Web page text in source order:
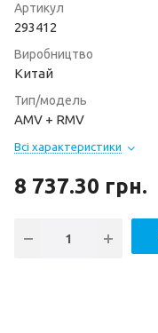
Артикул
293412
Виробництво
Китай
Тип/модель
AMV + RMV
Всі характеристики
8 737.30 грн.